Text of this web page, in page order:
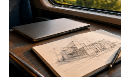
* Tecnici dalle 9:15 alle 12:15
GIORNO MATTINA
Lunedì 11:00 12:15